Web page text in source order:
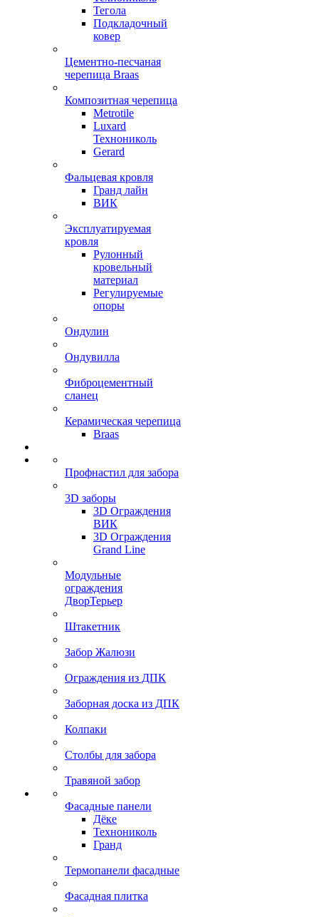
Тегола
Подкладочный
ковер
Цементно-песчаная
черепица Braas
Композитная черепица
Metrotile
Luxard
Технониколь
Gerard
Фальцевая кровля
Гранд лайн
ВИК
Эксплуатируемая
кровля
Рулонный
кровельный
материал
Регулируемые
опоры
Ондулин
Ондувилла
Фиброцементный
сланец
Керамическая черепица
Braas
Профнастил для забора
3D заборы
3D Ограждения
ВИК
3D Ограждения
Grand Line
Модульные
ограждения
ДворТерьер
Штакетник
Забор Жалюзи
Ограждения из ДПК
Заборная доска из ДПК
Колпаки
Столбы для забора
Травяной забор
Фасадные панели
Дёке
Технониколь
Гранд
Термопанели фасадные
Фасадная плитка